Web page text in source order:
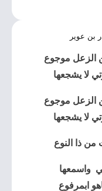
بن عوير
الزعل موجوع
لا يشجعها
الزعل موجوع
لا يشجعها
من ذا النوع
واسمعها
ابمرفوع